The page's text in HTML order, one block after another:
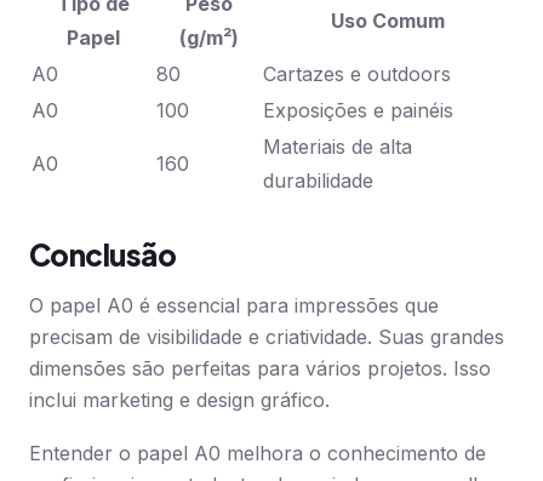
Papel
(g/m²)
Uso Comum
A0 80
Cartazes e outdoors
A0
100 Exposições e painéis
A0 160
Materiais de alta
durabilidade
Conclusão
O papel A0 é essencial para impressões que
precisam de visibilidade e criatividade. Suas grandes
dimensões são perfeitas para vários projetos. Isso
inclui marketing e design gráfico.
Entender o papel A0 melhora o conhecimento de